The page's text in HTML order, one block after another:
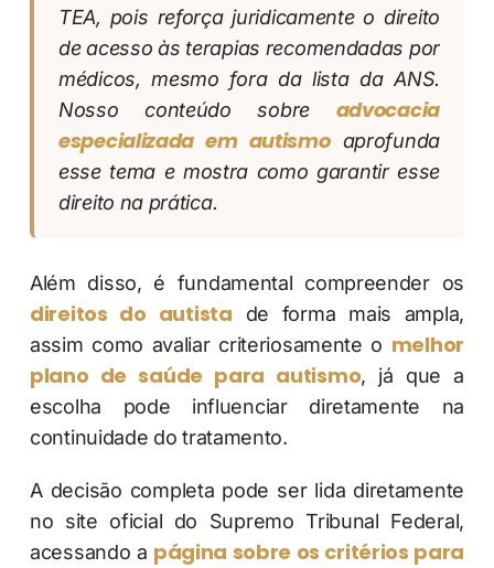
TEA, pois reforça juridicamente o direito
de acesso às terapias recomendadas por
médicos, mesmo fora da lista da ANS.
Nosso conteúdo sobre advocacia
especializada em autismoaprofunda
esse tema e mostra como garantir esse
direito na prática.
Além disso, é fundamental compreender os
direitos do autista de forma mais ampla,
assim como avaliar criteriosamente o melhor
plano de saúde para autismo, já que a
escolha pode influenciar diretamente na
continuidade do tratamento.
A decisão completa pode ser lida diretamente
no site oficial do Supremo Tribunal Federal,
acessando a página sobre os critérios para